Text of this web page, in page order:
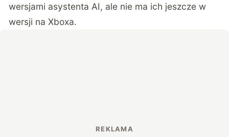
wersjami asystenta AI, ale nie ma ich jeszcze w
wersji na Xboxa.